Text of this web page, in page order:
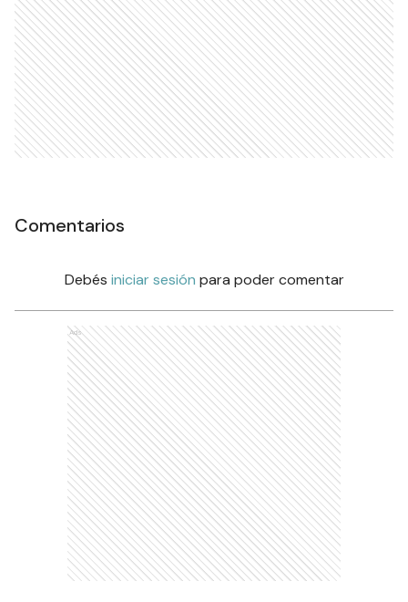
Comentarios
Debés iniciar sesión para poder comentar
Ads